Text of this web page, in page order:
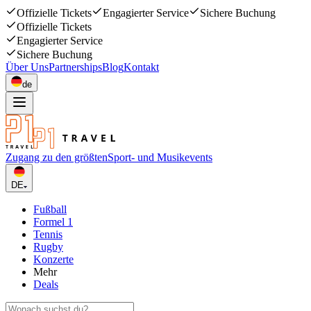
Offizielle Tickets Engagierter Service
Sichere Buchung
Offizielle Tickets
Engagierter Service
Sichere Buchung
Über UnsPartnershipsBlogKontakt
de
Zugang zu den größtenSport- und Musikevents
DE
Fußball
Formel 1
Tennis
Rugby
Konzerte
Mehr
Deals